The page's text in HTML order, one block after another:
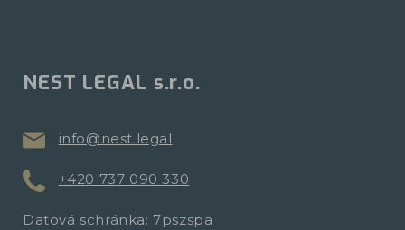
NEST LEGAL s.r.o.
info@nest.legal
+420 737 090 330
Datová schránka: 7pszspa